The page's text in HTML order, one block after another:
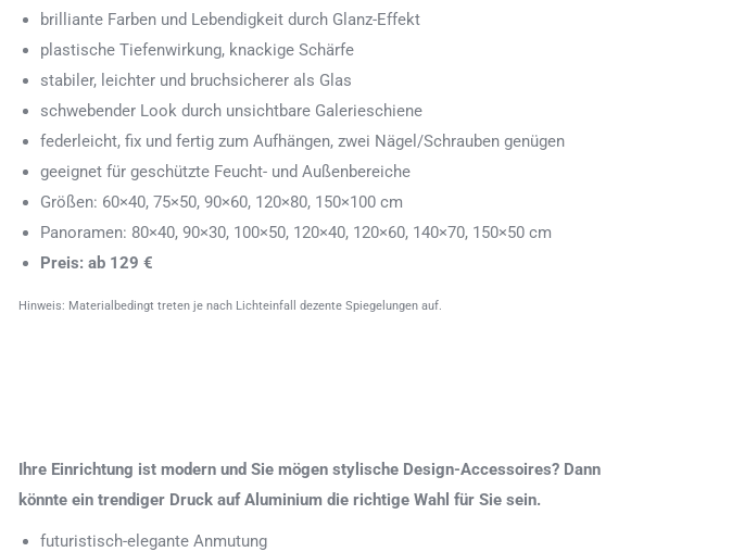
brilliante Farben und Lebendigkeit durch Glanz-Effekt
plastische Tiefenwirkung, knackige Schärfe
stabiler, leichter und bruchsicherer als Glas
schwebender Look durch unsichtbare Galerieschiene
federleicht, fix und fertig zum Aufhängen, zwei Nägel/Schrauben genügen
geeignet für geschützte Feucht- und Außenbereiche
Größen: 60×40, 75×50, 90×60, 120×80, 150×100 cm
Panoramen: 80×40, 90×30, 100×50, 120×40, 120×60, 140×70, 150×50 cm
Preis: ab 129 €
Hinweis: Materialbedingt treten je nach Lichteinfall dezente Spiegelungen auf.
Ihre Einrichtung ist modern und Sie mögen stylische Design-Accessoires? Dann
könnte ein trendiger Druck auf Aluminium die richtige Wahl für Sie sein.
futuristisch-elegante Anmutung